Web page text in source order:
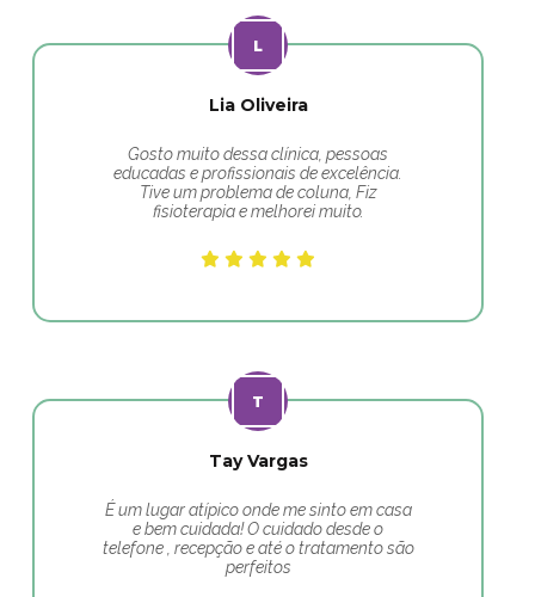
Lia Oliveira
Gosto muito dessa clínica, pessoas
educadas e profissionais de excelência.
Tive um problema de coluna, Fiz
fisioterapia e melhorei muito.
Tay Vargas
É um lugar atípico onde me sinto em casa
e bem cuidada! O cuidado desde o
telefone , recepção e até o tratamento são
perfeitos